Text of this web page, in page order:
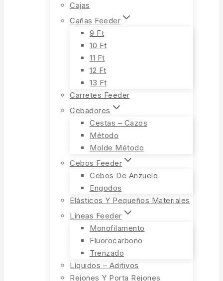
Cajas
Cañas Feeder
9 Ft
10 Ft
11 Ft
12 Ft
13 Ft
Carretes Feeder
Cebadores
Cestas – Cazos
Método
Molde Método
Cebos Feeder
Cebos De Anzuelo
Engodos
Elásticos Y Pequeños Materiales
Líneas Feeder
Monofilamento
Fluorocarbono
Trenzado
Líquidos – Aditivos
Rejones Y Porta Rejones